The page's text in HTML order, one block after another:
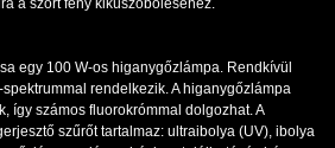
a szórt fény kiküszöböléséhez.
egy 100 W-os higanygőzlámpa. Rendkívül
rendelkezik. A higanygőzlámpa
így számos fluorokrómmal dolgozhat. A
szűrőt tartalmaz: ultraibolya (UV), ibolya